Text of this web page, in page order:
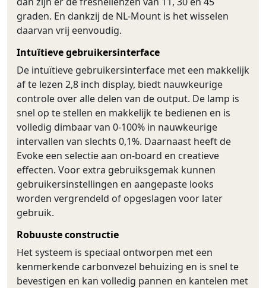
graden. En dankzij de NL-Mount is het wisselen
daarvan vrij eenvoudig.
Intuïtieve gebruikersinterface
De intuïtieve gebruikersinterface met een makkelijk
af te lezen 2,8 inch display, biedt nauwkeurige
controle over alle delen van de output. De lamp is
snel op te stellen en makkelijk te bedienen en is
volledig dimbaar van 0-100% in nauwkeurige
intervallen van slechts 0,1%. Daarnaast heeft de
Evoke een selectie aan on-board en creatieve
effecten. Voor extra gebruiksgemak kunnen
gebruikersinstellingen en aangepaste looks
worden vergrendeld of opgeslagen voor later
gebruik.
Robuuste constructie
Het systeem is speciaal ontworpen met een
kenmerkende carbonvezel behuizing en is snel te
bevestigen en kan volledig pannen en kantelen met